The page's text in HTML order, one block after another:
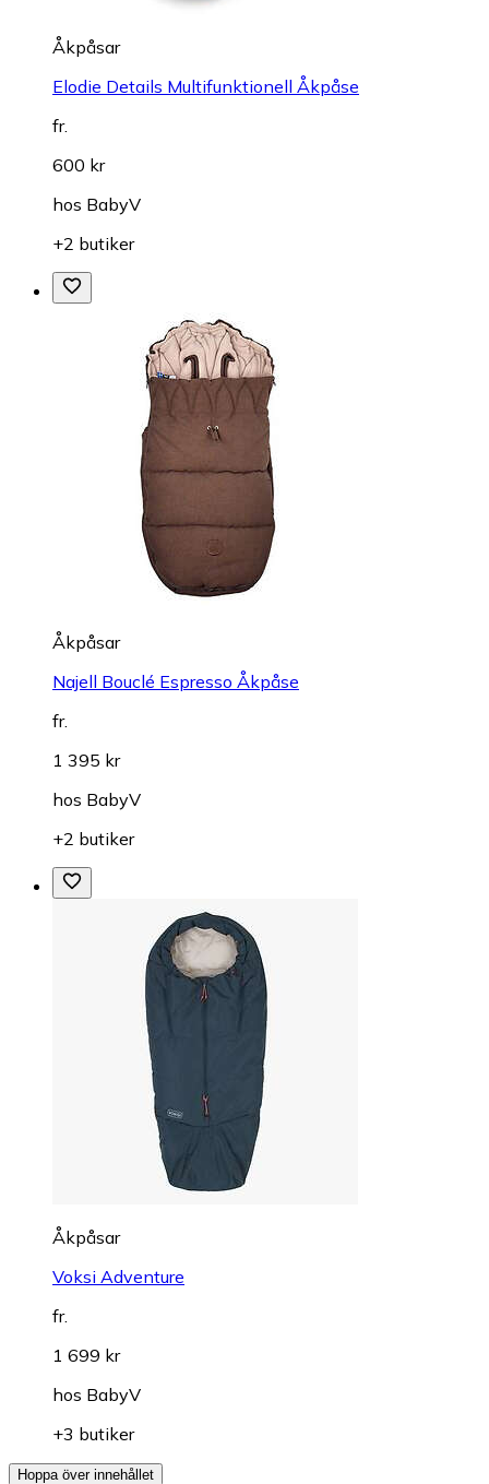
Åkpåsar
Elodie Details Multifunktionell Åkpåse
fr.
600 kr
hos BabyV
+2 butiker
Åkpåsar
Najell Bouclé Espresso Åkpåse
fr.
1 395 kr
hos BabyV
+2 butiker
Åkpåsar
Voksi Adventure
fr.
1 699 kr
hos BabyV
+3 butiker
Hoppa över innehållet